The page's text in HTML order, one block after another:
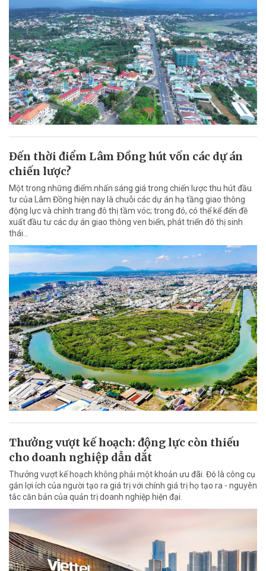
Đến thời điểm Lâm Đồng hút vốn các dự án
chiến lược?
Một trong những điểm nhấn sáng giá trong chiến lược thu hút đầu
tư của Lâm Đồng hiện nay là chuỗi các dự án hạ tầng giao thông
động lực và chỉnh trang đô thị tầm vóc; trong đó, có thể kể đến đề
xuất đầu tư các dự án giao thông ven biển, phát triển đô thị sinh
thái…
Thưởng vượt kế hoạch: động lực còn thiếu
cho doanh nghiệp dẫn dắt
Thưởng vượt kế hoạch không phải một khoản ưu đãi. Đó là công cụ
gắn lợi ích của người tạo ra giá trị với chính giá trị họ tạo ra - nguyên
tắc căn bản của quản trị doanh nghiệp hiện đại.